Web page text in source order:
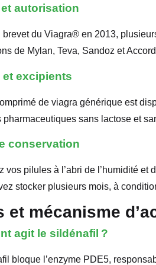
autorisation
brevet du Viagra® en 2013,
de Mylan, Teva, Sandoz et
et excipients
de viagra générique est
pharmaceutiques sans lactose et
conservation
vos pilules à l’abri de l’humidité et
stocker plusieurs mois, à
et mécanisme
agit le sildénafil ?
bloque l’enzyme PDE5,